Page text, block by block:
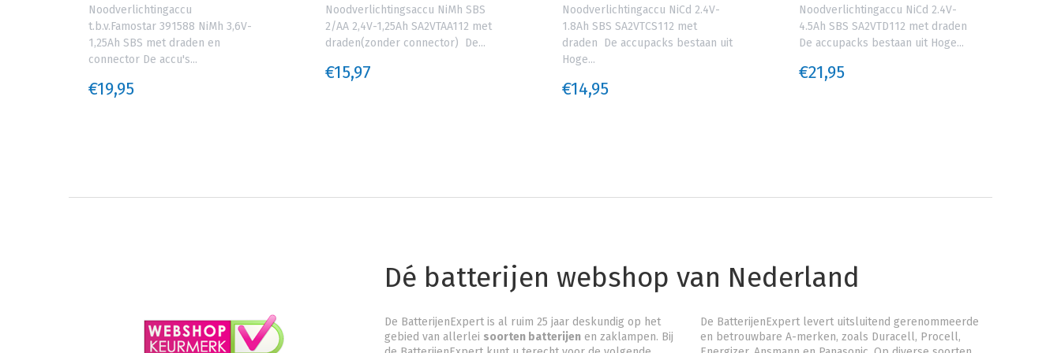
€19,95
Noodverlichtingaccu
t.b.v.Famostar 391588 NiMh 3,6V-
1,25Ah SBS met draden en
connector De accu's...
€15,97
Noodverlichtingsaccu NiMh SBS
2/AA 2,4V-1,25Ah SA2VTAA112 met
draden(zonder connector) De...
€14,95
Noodverlichtingaccu NiCd 2.4V-
1.8Ah SBS SA2VTCS112 met
draden De accupacks bestaan uit
Hoge...
€21,95
Noodverlichtingaccu NiCd 2.4V-
4.5Ah SBS SA2VTD112 met draden
De accupacks bestaan uit Hoge...
Dé batterijen webshop van Nederland
De BatterijenExpert is al ruim 25 jaar deskundig op het
gebied van allerlei soorten batterijenen zaklampen. Bij
De BatterijenExpert levert uitsluitend gerenommeerde
en betrouwbare A-merken, zoals Duracell, Procell,